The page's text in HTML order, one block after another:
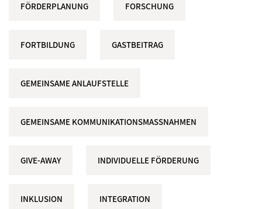
FÖRDERPLANUNG FORSCHUNG
FORTBILDUNG GASTBEITRAG
GEMEINSAME ANLAUFSTELLE
GEMEINSAME KOMMUNIKATIONSMASSNAHMEN
GIVE-AWAY INDIVIDUELLE FÖRDERUNG
INKLUSION INTEGRATION